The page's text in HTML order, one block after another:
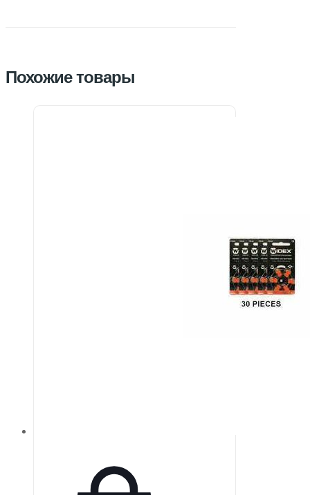
Похожие товары